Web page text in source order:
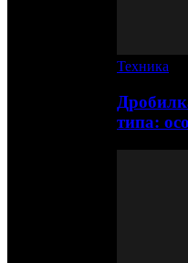
Техника
типа: